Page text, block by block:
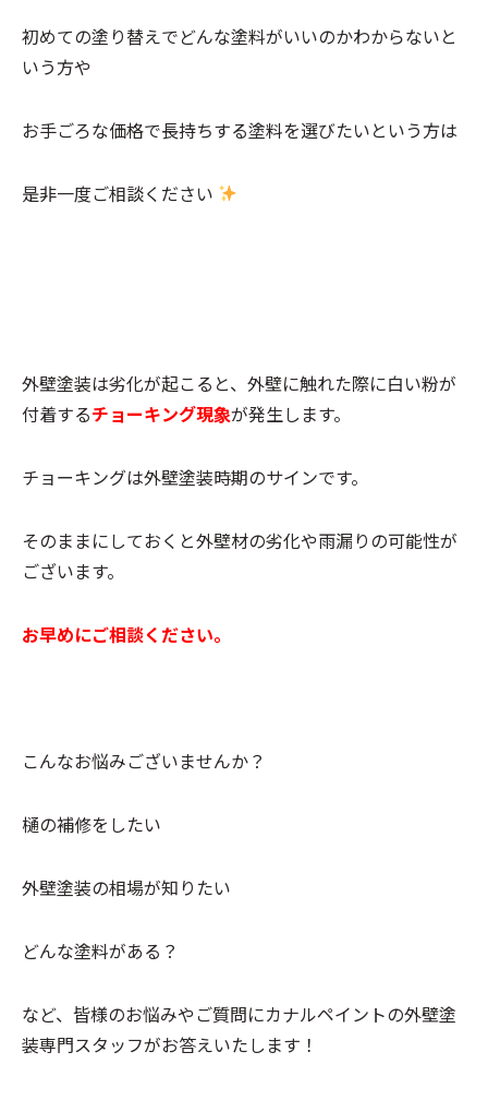
初めての塗り替えでどんな塗料がいいのかわからないと
いう方や
お手ごろな価格で長持ちする塗料を選びたいという方は
是非一度ご相談ください
外壁塗装は劣化が起こると、外壁に触れた際に白い粉が
付着するチョーキング現象が発生します。
チョーキングは外壁塗装時期のサインです。
そのままにしておくと外壁材の劣化や雨漏りの可能性が
ございます。
お早めにご相談ください。
こんなお悩みございませんか？
樋の補修をしたい
外壁塗装の相場が知りたい
どんな塗料がある？
など、皆様のお悩みやご質問にカナルペイントの外壁塗
装専門スタッフがお答えいたします！